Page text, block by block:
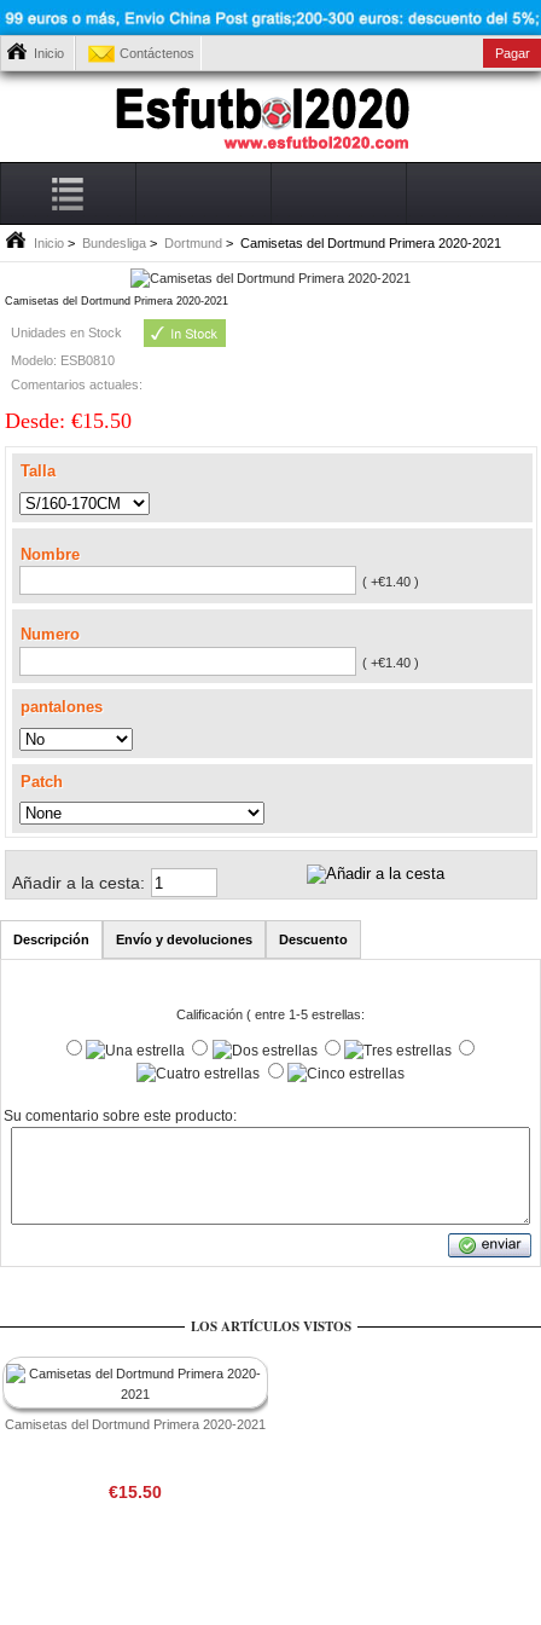
Inicio Contáctenos Pagar
Inicio > Bundesliga > Dortmund > Camisetas del Dortmund Primera 2020-2021
Camisetas del Dortmund Primera 2020-2021
Unidades en Stock
Modelo: ESB0810
Comentarios actuales:
Desde: €15.50
Talla
Nombre
( +€1.40 )
Numero
( +€1.40 )
pantalones
Patch
Añadir a la cesta:
Descripción Envío y devoluciones Descuento
Calificación ( entre 1-5 estrellas:
Su comentario sobre este producto:
LOS ARTÍCULOS VISTOS
Camisetas del Dortmund Primera 2020-2021
€15.50